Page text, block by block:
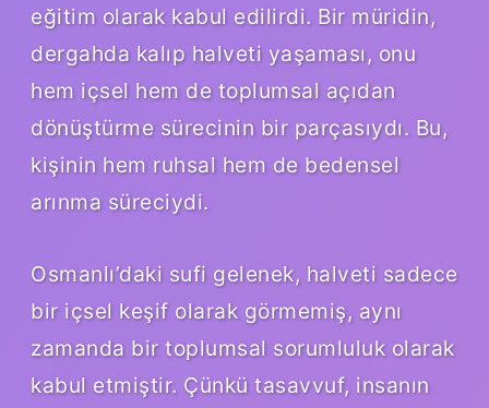
eğitim olarak kabul edilirdi. Bir müridin,
dergahda kalıp halveti yaşaması, onu
hem içsel hem de toplumsal açıdan
dönüştürme sürecinin bir parçasıydı. Bu,
kişinin hem ruhsal hem de bedensel
arınma süreciydi.
Osmanlı’daki sufi gelenek, halveti sadece
bir içsel keşif olarak görmemiş, aynı
zamanda bir toplumsal sorumluluk olarak
kabul etmiştir. Çünkü tasavvuf, insanın